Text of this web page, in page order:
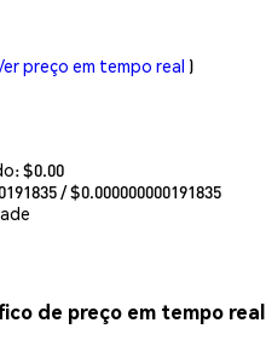
preço em tempo real )
$0.00
/ $0.000000000191835
de preço em tempo real